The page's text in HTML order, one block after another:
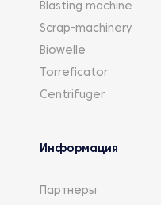
Blasting machine
Scrap-machinery
Biowelle
Torreficator
Centrifuger
Информация
Партнеры